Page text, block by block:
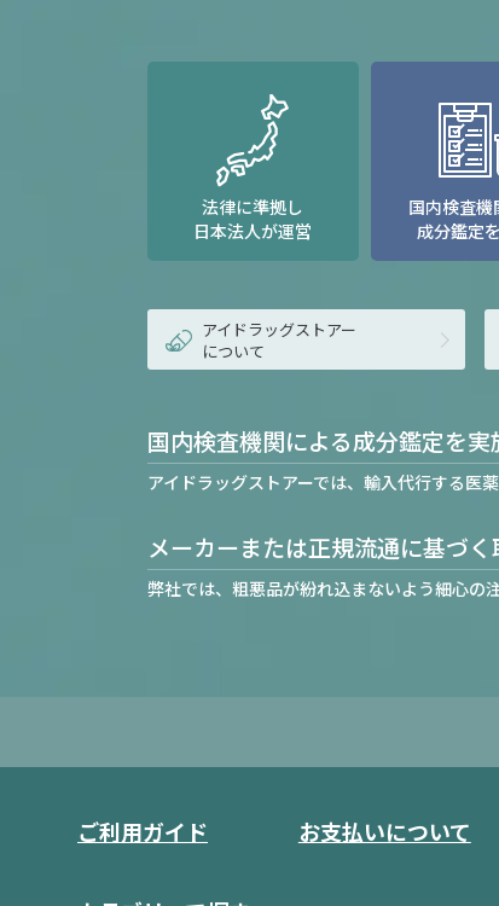
法律に準拠し
日本法人が運営
国内検査機
成分鑑定
アイドラッグストアー
について
国内検査機関による成分鑑定を実
アイドラッグストアーでは、輸入代行する医
メーカーまたは正規流通に基づ
弊社では、粗悪品が紛れ込まないよう細心の
ご利用ガイド お支払いについて